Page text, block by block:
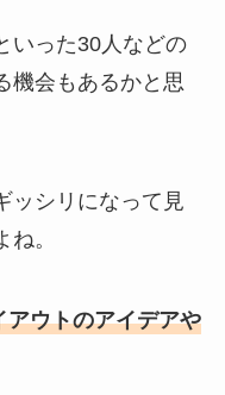
いった30人などの
機会もあるかと思
ッシリになって見
。
アウトのアイデアや